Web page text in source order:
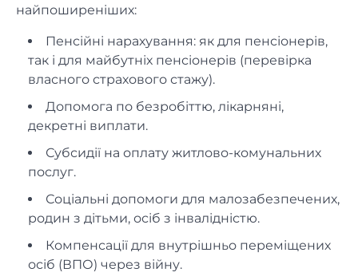
найпоширеніших:
Пенсійні нарахування: як для пенсіонерів,
так і для майбутніх пенсіонерів (перевірка
власного страхового стажу).
Допомога по безробіттю, лікарняні,
декретні виплати.
Субсидії на оплату житлово-комунальних
послуг.
Соціальні допомоги для малозабезпечених,
родин з дітьми, осіб з інвалідністю.
Компенсації для внутрішньо переміщених
осіб (ВПО) через війну.